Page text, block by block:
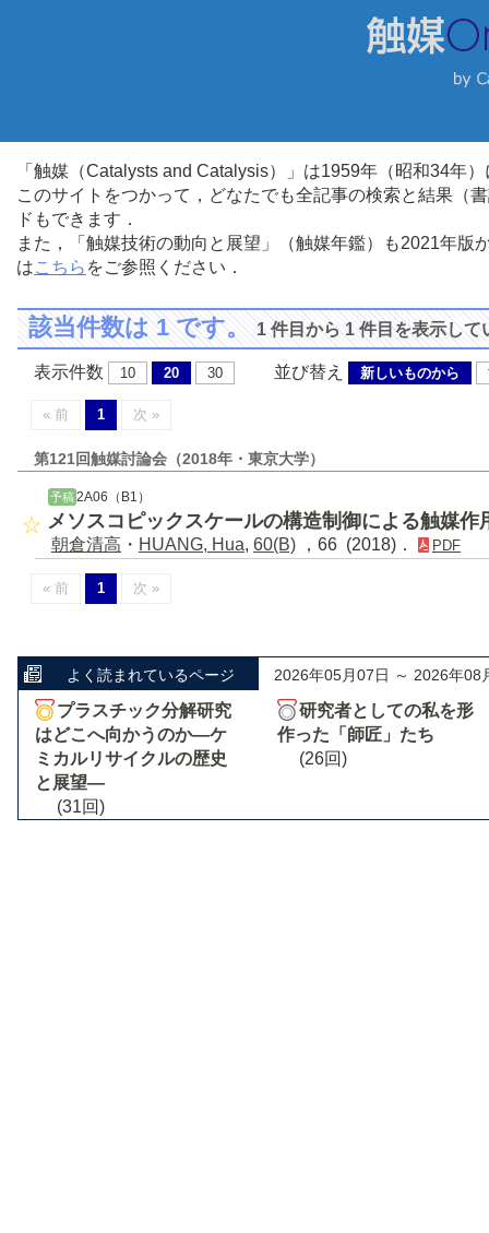
「触媒（Catalysts and Catalysis）」は1959年（昭和34年
このサイトをつかって，どなたでも全記事の検索と結果（
ドもできます．
また，「触媒技術の動向と展望」（触媒年鑑）も2021年
はこちら をご参照ください．
該当件数は 1 です。1 件目から 1 件目を表示して
表示件数 10 20 30 並び替え 新しいものから
« 前 1 次 »
第121回触媒討論会（2018年・東京大学）
予稿 2A06（B1）
メソスコピックスケールの構造制御による触媒作
朝倉清高 ・ HUANG, Hua, 60(B) ，66 (2018)． PDF
« 前 1 次 »
よく読まれているページ 2026年05月07日 ～ 2026年08
プラスチック分解研究
はどこへ向かうのか―ケ
ミカルリサイクルの歴史
と展望―
(31回)
研究者としての私を形
作った「師匠」たち
(26回)